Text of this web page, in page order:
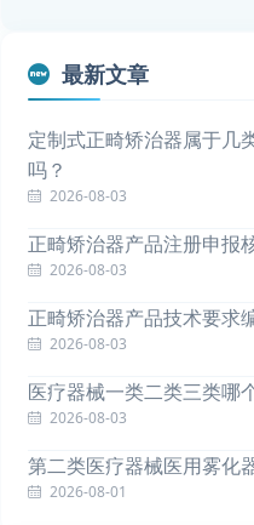
最新文章
定制式正畸矫治器属于几
吗？
2026-08-03
正畸矫治器产品注册申报
2026-08-03
正畸矫治器产品技术要求
2026-08-03
医疗器械一类二类三类哪
2026-08-03
第二类医疗器械医用雾化
2026-08-01